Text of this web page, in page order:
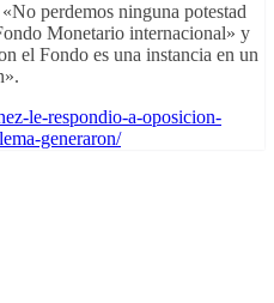
perdemos ninguna potestad
Monetario internacional» y
el Fondo es una instancia en un
le-respondio-a-oposicion-
generaron/